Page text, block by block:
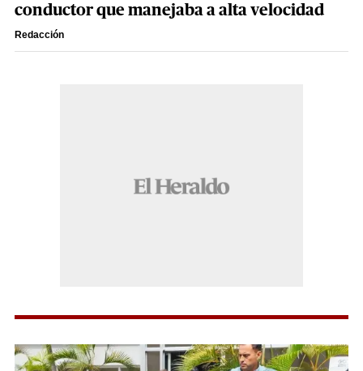
conductor que manejaba a alta velocidad
Redacción